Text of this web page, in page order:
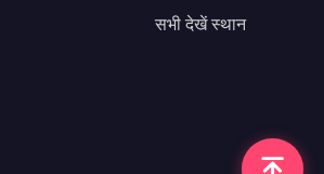
सभी देखें स्थान